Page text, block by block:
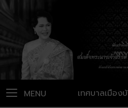
เทศบาลเมือง
MENU